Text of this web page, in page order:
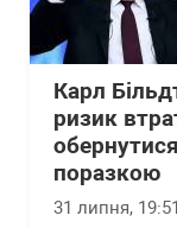
Карл
ризик
поразкою
31 липня, 19:51